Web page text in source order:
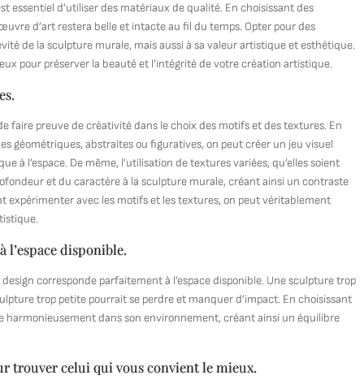
essentiel d’utiliser des matériaux de qualité. En choisissant des
d’art restera belle et intacte au fil du temps. Opter pour des
de la sculpture murale, mais aussi à sa valeur artistique et esthétique.
pour préserver la beauté et l’intégrité de votre création artistique.
faire preuve de créativité dans le choix des motifs et des textures. En
géométriques, abstraites ou figuratives, on peut créer un jeu visuel
l’espace. De même, l’utilisation de textures variées, qu’elles soient
et du caractère à la sculpture murale, créant ainsi un contraste
expérimenter avec les motifs et les textures, on peut véritablement
l’espace disponible.
corresponde parfaitement à l’espace disponible. Une sculpture trop
trop petite pourrait se perdre et manquer d’impact. En choisissant
harmonieusement dans son environnement, créant ainsi un équilibre
trouver celui qui vous convient le mieux.